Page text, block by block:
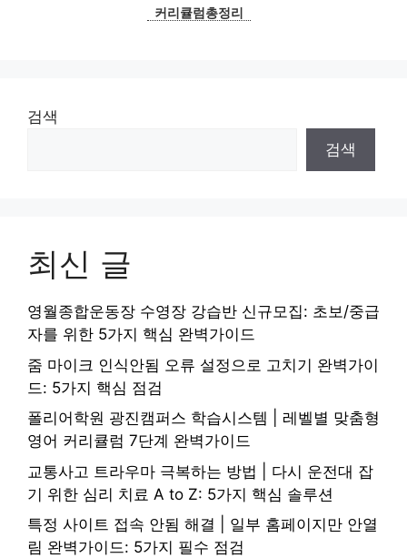
커리큘럼총정리
검색
검색
최신 글
영월종합운동장 수영장 강습반 신규모집: 초보/중급
자를 위한 5가지 핵심 완벽가이드
줌 마이크 인식안됨 오류 설정으로 고치기 완벽가이
드: 5가지 핵심 점검
폴리어학원 광진캠퍼스 학습시스템 | 레벨별 맞춤형
영어 커리큘럼 7단계 완벽가이드
교통사고 트라우마 극복하는 방법 | 다시 운전대 잡
기 위한 심리 치료 A to Z: 5가지 핵심 솔루션
특정 사이트 접속 안됨 해결 | 일부 홈페이지만 안열
림 완벽가이드: 5가지 필수 점검